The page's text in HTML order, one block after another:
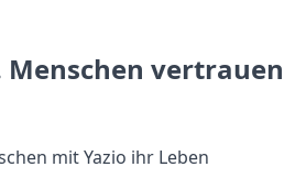
Menschen vertrauen
mit Yazio ihr Leben